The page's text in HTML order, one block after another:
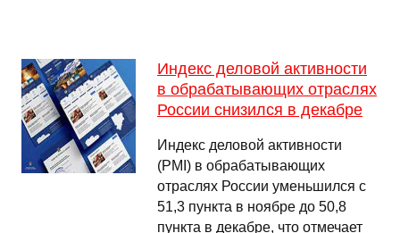
Индекс деловой активности
в обрабатывающих отраслях
России снизился в декабре
Индекс деловой активности
(PMI) в обрабатывающих
отраслях России уменьшился с
51,3 пункта в ноябре до 50,8
пункта в декабре, что отмечает